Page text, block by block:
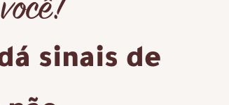
sinais de